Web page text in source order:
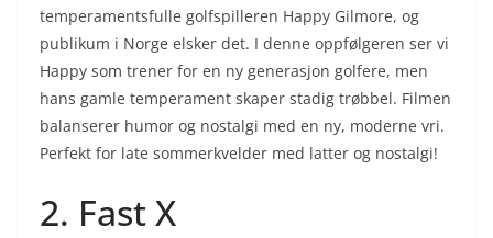
temperamentsfulle golfspilleren Happy Gilmore, og
publikum i Norge elsker det. I denne oppfølgeren ser vi
Happy som trener for en ny generasjon golfere, men
hans gamle temperament skaper stadig trøbbel. Filmen
balanserer humor og nostalgi med en ny, moderne vri.
Perfekt for late sommerkvelder med latter og nostalgi!
2. Fast X